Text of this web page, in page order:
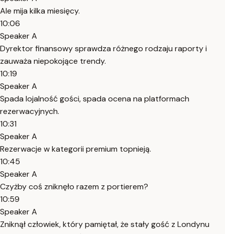
Ale mija kilka miesięcy.
10:06
Speaker A
Dyrektor finansowy sprawdza różnego rodzaju raporty i
zauważa niepokojące trendy.
10:19
Speaker A
Spada lojalność gości, spada ocena na platformach
rezerwacyjnych.
10:31
Speaker A
Rezerwacje w kategorii premium topnieją.
10:45
Speaker A
Czyżby coś zniknęło razem z portierem?
10:59
Speaker A
Zniknął człowiek, który pamiętał, że stały gość z Londynu